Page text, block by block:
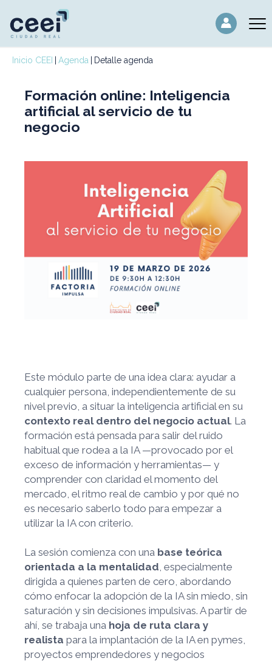
Inicio CEEI Agenda Detalle agenda
Formación online: Inteligencia
artificial al servicio de tu
negocio
Este módulo parte de una idea clara: ayudar a
cualquier persona, independientemente de su
nivel previo, a situar la inteligencia artificial en su
contexto real dentro del negocio actual. La
formación está pensada para salir del ruido
habitual que rodea a la IA —provocado por el
exceso de información y herramientas— y
comprender con claridad el momento del
mercado, el ritmo real de cambio y por qué no
es necesario saberlo todo para empezar a
utilizar la IA con criterio.
La sesión comienza con una base teórica
orientada a la mentalidad , especialmente
dirigida a quienes parten de cero, abordando
cómo enfocar la adopción de la IA sin miedo, sin
saturación y sin decisiones impulsivas. A partir de
ahí, se trabaja una hoja de ruta clara y
realista para la implantación de la IA en pymes,
proyectos emprendedores y negocios